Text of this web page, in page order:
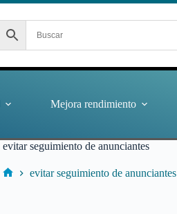
Mejora rendimiento
evitar seguimiento de anunciantes
evitar seguimiento de anunciantes